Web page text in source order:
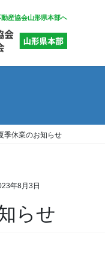
産協会山形県本部へ
季休業のお知らせ
年8月3日
らせ